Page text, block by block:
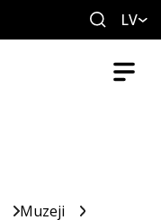
LV
Muzeji